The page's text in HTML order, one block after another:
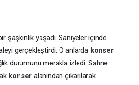
yaşadı. Saniyeler içinde
gerçekleştirdi. O anlarda konser
durumunu merakla izledi. Sahne
konser alanından çıkarılarak